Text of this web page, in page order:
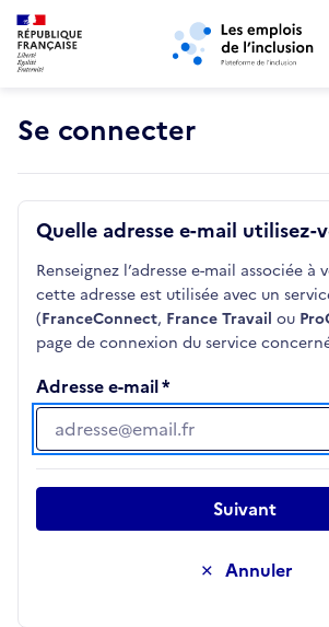
Aller au menu principal Aller au contenu
Se connecter
Quelle adresse e-mail utilisez-
Renseignez l’adresse e-mail associée
cette adresse est utilisée avec un
(FranceConnect, France Travail ou
page de connexion du service
Adresse e-mail
Adresse e-mail
Annuler
Suivant
Retour au début de la page
Panneau de gestion des cookies